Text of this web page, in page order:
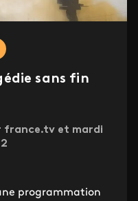
sans fin
france.tv et mardi
programmation